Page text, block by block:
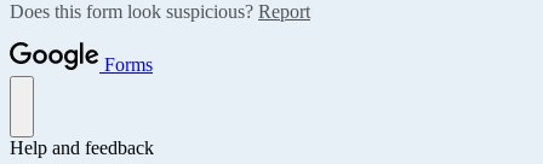
Does this form look suspicious? Report
Forms
Help and feedback